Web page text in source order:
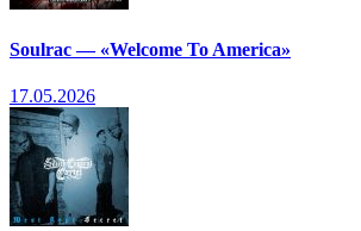
Soulrac — «Welcome To America»
17.05.2026